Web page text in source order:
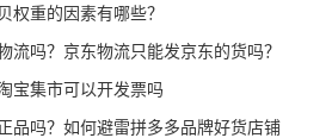
权重的因素有哪些？
流吗？京东物流只能发京东的货吗？
宝集市可以开发票吗
品吗？如何避雷拼多多品牌好货店铺